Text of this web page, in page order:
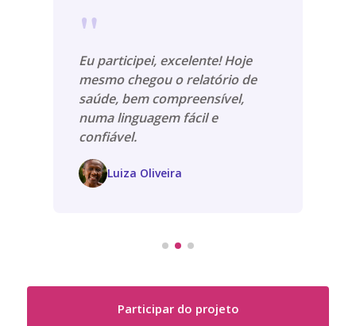
"
Eu participei, excelente! Hoje
mesmo chegou o relatório de
saúde, bem compreensível,
numa linguagem fácil e
confiável.
Luiza Oliveira
Participar do projeto